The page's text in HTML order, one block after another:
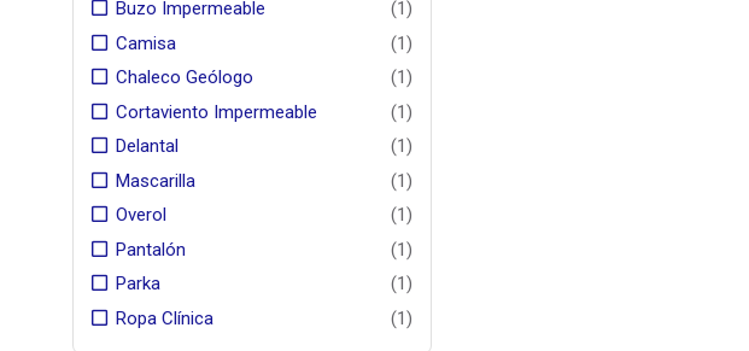
Buzo Impermeable
(1)
Camisa
(1)
Chaleco Geólogo
(1)
Cortaviento Impermeable
(1)
Delantal
(1)
Mascarilla
(1)
Overol
(1)
Pantalón
(1)
Parka
(1)
Ropa Clínica
(1)